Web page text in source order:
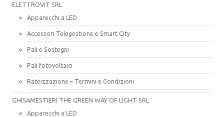
ELETTROVIT SRL
Apparecchi a LED
Accessori Telegestione e Smart City
Pali e Sostegni
Pali fotovoltaici
Rateizzazione – Termini e Condizioni
GHISAMESTIERI THE GREEN WAY OF LIGHT SRL
Apparecchi a LED